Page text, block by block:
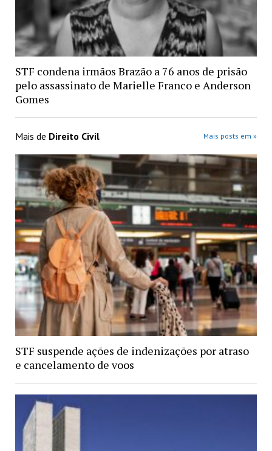
STF condena irmãos Brazão a 76 anos de prisão
pelo assassinato de Marielle Franco e Anderson
Gomes
Mais de Direito Civil Mais posts em »
STF suspende ações de indenizações por atraso
e cancelamento de voos